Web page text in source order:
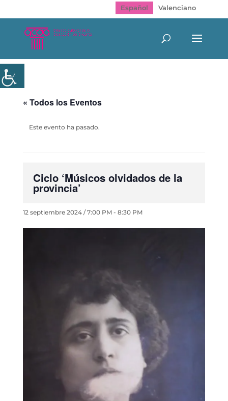
Español Valenciano
« Todos los Eventos
Este evento ha pasado.
Ciclo ‘Músicos olvidados de la
provincia’
12 septiembre 2024 / 7:00 PM- 8:30 PM